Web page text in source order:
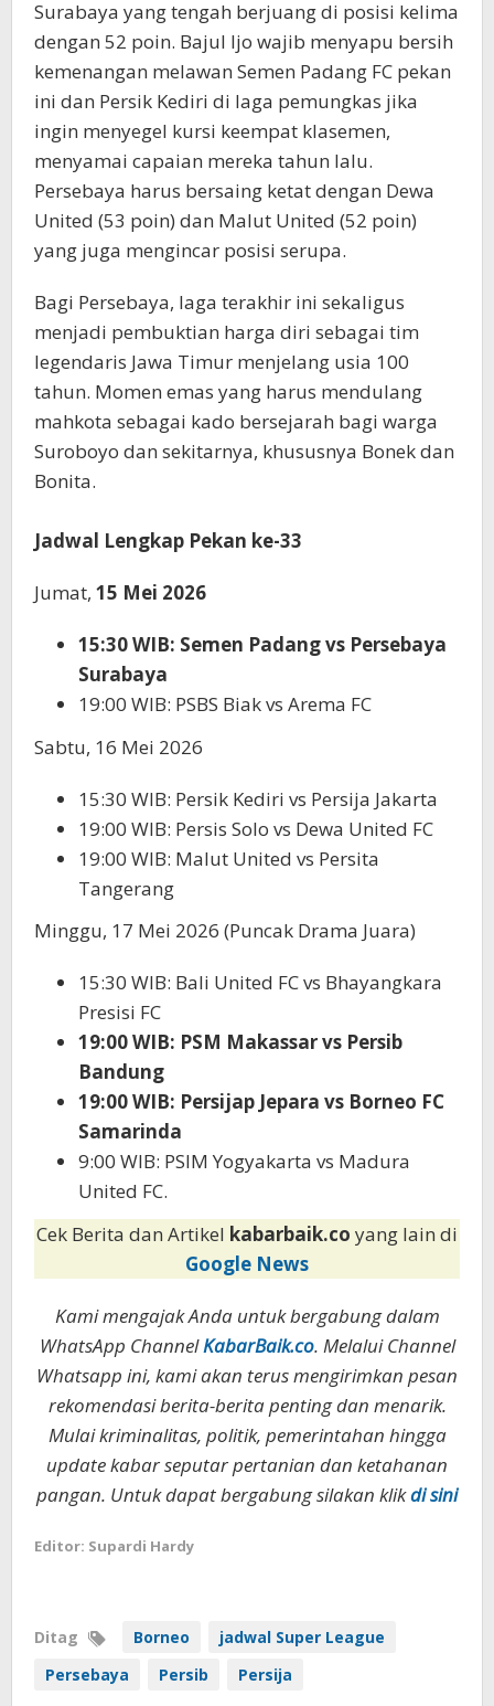
Surabaya yang tengah berjuang di posisi kelima
dengan 52 poin. Bajul Ijo wajib menyapu bersih
kemenangan melawan Semen Padang FC pekan
ini dan Persik Kediri di laga pemungkas jika
ingin menyegel kursi keempat klasemen,
menyamai capaian mereka tahun lalu.
Persebaya harus bersaing ketat dengan Dewa
United (53 poin) dan Malut United (52 poin)
yang juga mengincar posisi serupa.
Bagi Persebaya, laga terakhir ini sekaligus
menjadi pembuktian harga diri sebagai tim
legendaris Jawa Timur menjelang usia 100
tahun. Momen emas yang harus mendulang
mahkota sebagai kado bersejarah bagi warga
Suroboyo dan sekitarnya, khususnya Bonek dan
Bonita.
Jadwal Lengkap Pekan ke-33
Jumat, 15 Mei 2026
15:30 WIB: Semen Padang vs Persebaya
Surabaya
19:00 WIB: PSBS Biak vs Arema FC
Sabtu, 16 Mei 2026
15:30 WIB: Persik Kediri vs Persija Jakarta
19:00 WIB: Persis Solo vs Dewa United FC
19:00 WIB: Malut United vs Persita
Tangerang
Minggu, 17 Mei 2026 (Puncak Drama Juara)
15:30 WIB: Bali United FC vs Bhayangkara
Presisi FC
19:00 WIB: PSM Makassar vs Persib
Bandung
19:00 WIB: Persijap Jepara vs Borneo FC
Samarinda
9:00 WIB: PSIM Yogyakarta vs Madura
United FC.
Cek Berita dan Artikel kabarbaik.co yang lain di
Google News
Kami mengajak Anda untuk bergabung dalam
WhatsApp ChannelKabarBaik.co. Melalui Channel
Whatsapp ini, kami akan terus mengirimkan pesan
rekomendasi berita-berita penting dan menarik.
Mulai kriminalitas, politik, pemerintahan hingga
update kabar seputar pertanian dan ketahanan
pangan. Untuk dapat bergabung silakan klikdi sini
Editor: Supardi Hardy
Ditag Borneo
jadwal Super League
Persebaya
Persib Persija